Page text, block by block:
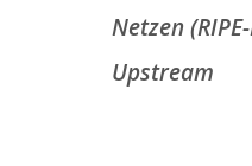
Netzen
Upstream